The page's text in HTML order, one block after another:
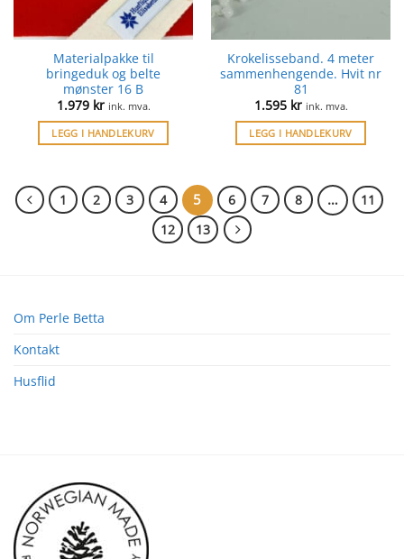
Materialpakke til
bringeduk og belte
mønster 16 B
1.979 kr ink. mva.
LEGG I HANDLEKURV
Krokelisseband. 4 meter
sammenhengende. Hvit nr
81
1.595 kr ink. mva.
LEGG I HANDLEKURV
1 2 3 4 5 6 7 8 …
11
12
13
Om Perle Betta
Kontakt
Husflid